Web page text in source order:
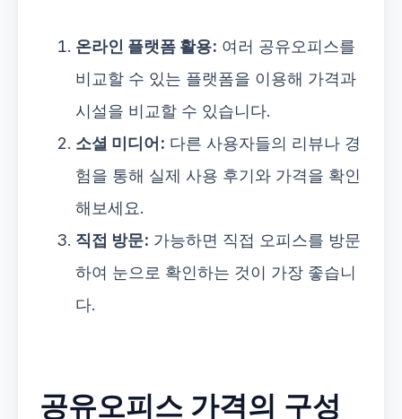
온라인 플랫폼 활용: 여러 공유오피스를
비교할 수 있는 플랫폼을 이용해 가격과
시설을 비교할 수 있습니다.
소셜 미디어: 다른 사용자들의 리뷰나 경
험을 통해 실제 사용 후기와 가격을 확인
해보세요.
직접 방문: 가능하면 직접 오피스를 방문
하여 눈으로 확인하는 것이 가장 좋습니
다.
공유오피스 가격의 구성